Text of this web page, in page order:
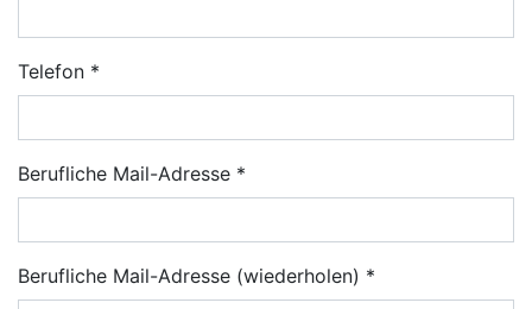
Telefon
Berufliche Mail-Adresse
Berufliche Mail-Adresse (wiederholen)